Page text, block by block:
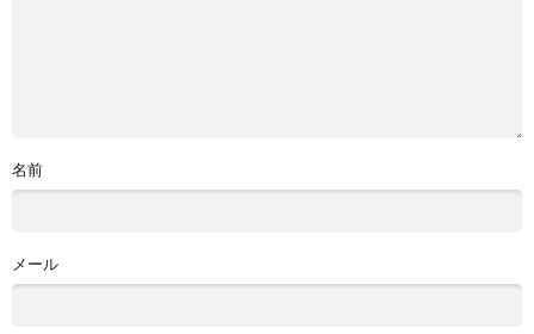
名前
メール